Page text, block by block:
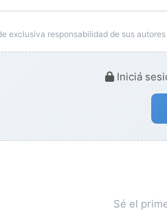
exclusiva responsabilidad de sus
Iniciá
Sé el